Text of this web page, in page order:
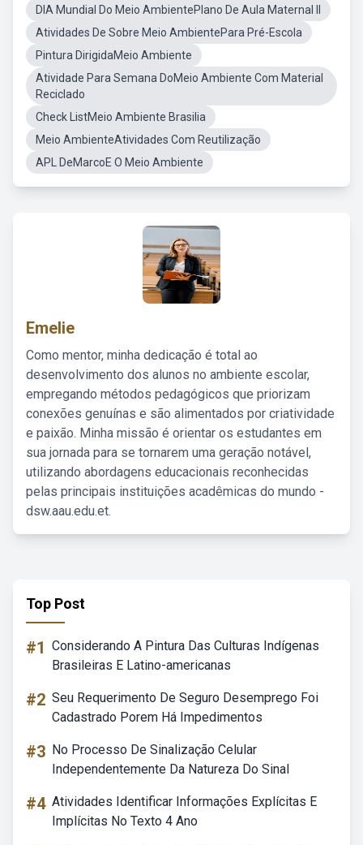
DIA Mundial Do Meio AmbientePlano De Aula Maternal II
Atividades De Sobre Meio AmbientePara Pré-Escola
Pintura DirigidaMeio Ambiente
Atividade Para Semana DoMeio Ambiente Com Material
Reciclado
Check ListMeio Ambiente Brasilia
Meio AmbienteAtividades Com Reutilização
APL DeMarcoE O Meio Ambiente
Emelie
Como mentor, minha dedicação é total ao
desenvolvimento dos alunos no ambiente escolar,
empregando métodos pedagógicos que priorizam
conexões genuínas e são alimentados por criatividade
e paixão. Minha missão é orientar os estudantes em
sua jornada para se tornarem uma geração notável,
utilizando abordagens educacionais reconhecidas
pelas principais instituições acadêmicas do mundo -
dsw.aau.edu.et.
Top Post
#1 Considerando A Pintura Das Culturas Indígenas
Brasileiras E Latino-americanas
#2 Seu Requerimento De Seguro Desemprego Foi
Cadastrado Porem Há Impedimentos
#3 No Processo De Sinalização Celular
Independentemente Da Natureza Do Sinal
#4 Atividades Identificar Informações Explícitas E
Implícitas No Texto 4 Ano